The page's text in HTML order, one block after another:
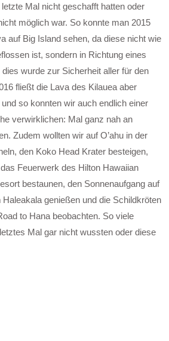
Mal nicht geschafft hatten oder
möglich war. So konnte man 2015
auf Big Island sehen, da diese nicht wie
ist, sondern in Richtung eines
wurde zur Sicherheit aller für den
fließt die Lava des Kilauea aber
so konnten wir auch endlich einer
verwirklichen: Mal ganz nah an
Zudem wollten wir auf O’ahu in der
den Koko Head Krater besteigen,
Feuerwerk des Hilton Hawaiian
bestaunen, den Sonnenaufgang auf
genießen und die Schildkröten
to Hana beobachten. So viele
Mal gar nicht wussten oder diese